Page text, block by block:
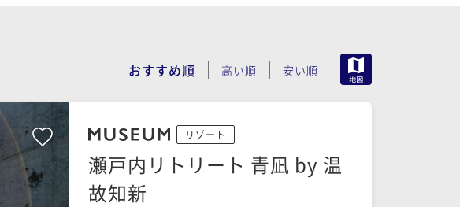
おすすめ順 高い順 安い順
リゾート
瀬戸内リトリート 青凪 by 温
故知新